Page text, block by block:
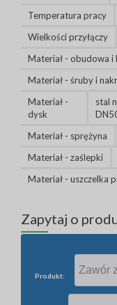
Temperatura pracy
Wielkości przyłączy
Materiał - obudowa i
Materiał - śruby i
Materiał -
dysk
stal
Materiał - sprężyna
Materiał - zaślepki
Materiał - uszczelka
Zapytaj o
Produkt: